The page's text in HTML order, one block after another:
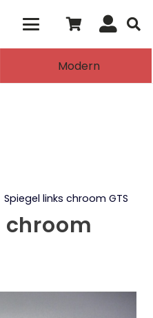
Modern
Spiegel links chroom GTS
chroom